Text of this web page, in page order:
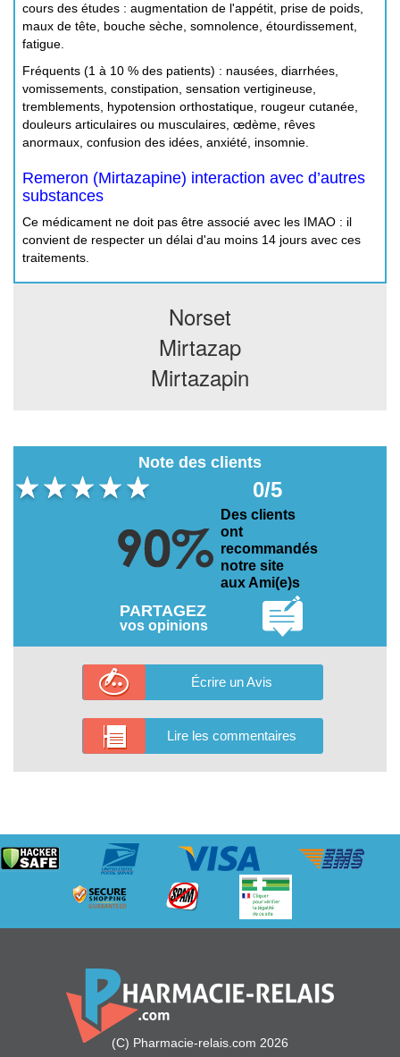
cours des études : augmentation de l'appétit, prise de poids,
maux de tête, bouche sèche, somnolence, étourdissement,
fatigue.
Fréquents (1 à 10 % des patients) : nausées, diarrhées,
vomissements, constipation, sensation vertigineuse,
tremblements, hypotension orthostatique, rougeur cutanée,
douleurs articulaires ou musculaires, œdème, rêves
anormaux, confusion des idées, anxiété, insomnie.
Remeron (Mirtazapine) interaction avec d’autres
substances
Ce médicament ne doit pas être associé avec les IMAO : il
convient de respecter un délai d'au moins 14 jours avec ces
traitements.
Norset
Mirtazap
Mirtazapin
Note des clients
0/5
Des clients
ont
recommandés
notre site
aux Ami(e)s
PARTAGEZ
vos opinions
Écrire un Avis
Lire les commentaires
(C) Pharmacie-relais.com 2026